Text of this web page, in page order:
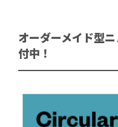
オーダーメイド型
付中！